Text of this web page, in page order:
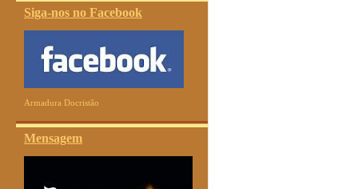
Siga-nos no Facebook
Armadura Docristão
Mensagem